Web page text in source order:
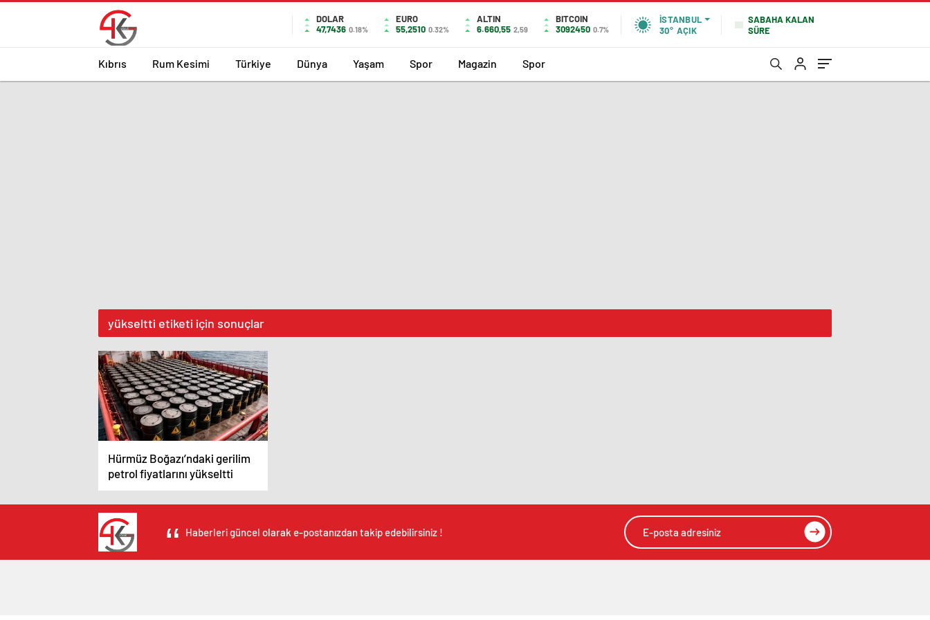
DOLAR
47,7436 0.18%
EURO
55,2510 0.32%
ALTIN
6.660,55 2,59
BITCOIN
3092450 0.7%
İSTANBUL
30° AÇIK
SABAHA KALAN
SÜRE
Kıbrıs Rum Kesimi Türkiye Dünya Yaşam Spor Magazin Spor
yükseltti etiketi için sonuçlar
Hürmüz Boğazı’ndaki gerilim
petrol fiyatlarını yükseltti
Haberleri güncel olarak e-postanızdan takip edebilirsiniz !